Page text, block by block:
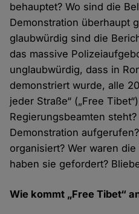
behauptet? Wo sind die
Demonstration überhaupt
glaubwürdig sind die
das massive
unglaubwürdig, dass in
demonstriert wurde, alle
jeder Straße“ („Free
Regierungsbeamten
Demonstration
organisiert? Wer waren
haben sie gefordert?
Wie kommt „Free Tibet“